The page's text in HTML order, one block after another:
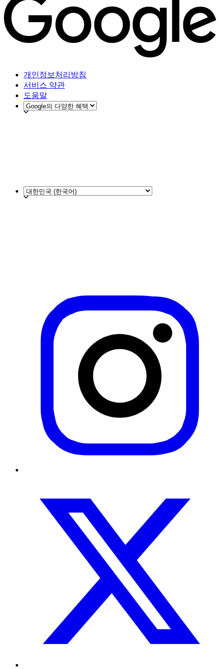
개인정보처리방침
서비스 약관
도움말